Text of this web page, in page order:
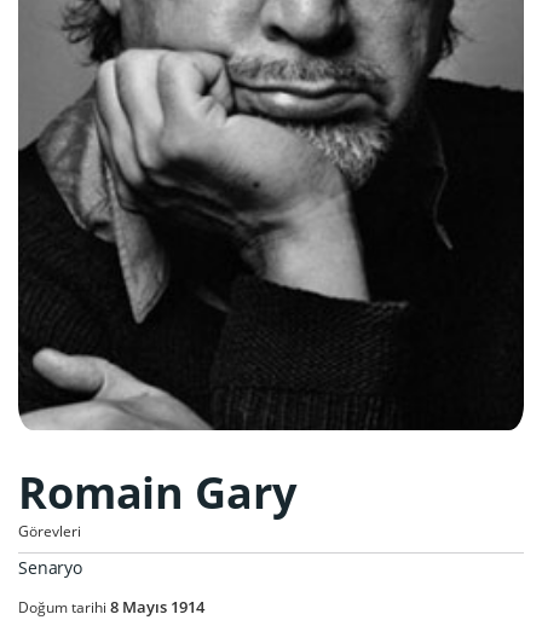
Romain Gary
Görevleri
Senaryo
Doğum tarihi 8 Mayıs 1914